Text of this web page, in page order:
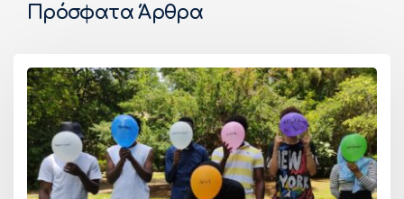
Πρόσφατα Άρθρα